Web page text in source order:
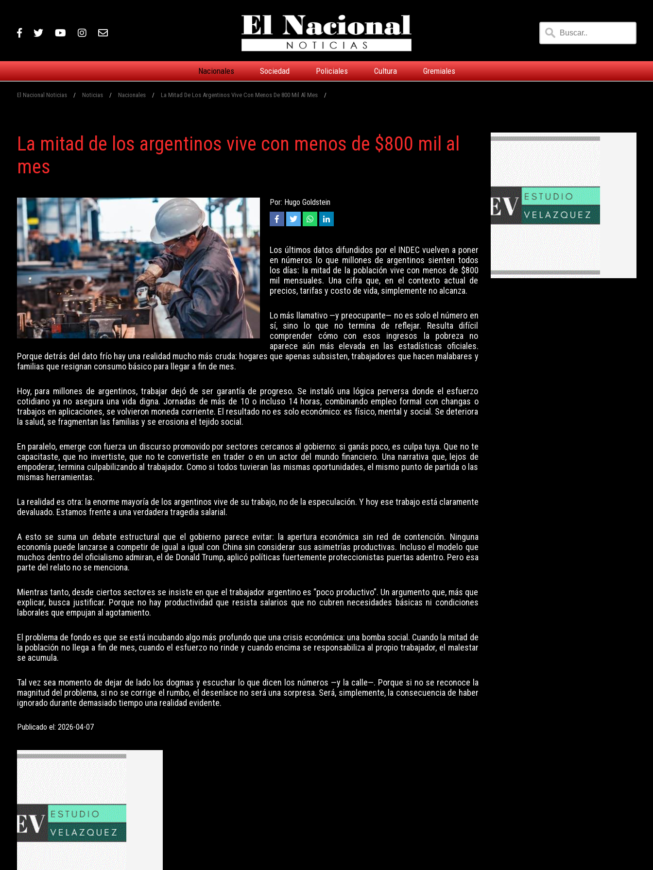
Nacionales Sociedad Policiales Cultura Gremiales
El Nacional Noticias / Noticias / Nacionales / La Mitad De Los Argentinos Vive Con Menos De 800 Mil Al Mes /
La mitad de los argentinos vive con menos de $800 mil al
mes
Por: Hugo Goldstein
Los últimos datos difundidos por el INDEC vuelven a poner
en números lo que millones de argentinos sienten todos
los días: la mitad de la población vive con menos de $800
mil mensuales. Una cifra que, en el contexto actual de
precios, tarifas y costo de vida, simplemente no alcanza.
Lo más llamativo —y preocupante— no es solo el número en
sí, sino lo que no termina de reflejar. Resulta difícil
comprender cómo con esos ingresos la pobreza no
aparece aún más elevada en las estadísticas oficiales.
Porque detrás del dato frío hay una realidad mucho más cruda: hogares que apenas subsisten, trabajadores que hacen malabares y
familias que resignan consumo básico para llegar a fin de mes.
Hoy, para millones de argentinos, trabajar dejó de ser garantía de progreso. Se instaló una lógica perversa donde el esfuerzo
cotidiano ya no asegura una vida digna. Jornadas de más de 10 o incluso 14 horas, combinando empleo formal con changas o
trabajos en aplicaciones, se volvieron moneda corriente. El resultado no es solo económico: es físico, mental y social. Se deteriora
la salud, se fragmentan las familias y se erosiona el tejido social.
En paralelo, emerge con fuerza un discurso promovido por sectores cercanos al gobierno: si ganás poco, es culpa tuya. Que no te
capacitaste, que no invertiste, que no te convertiste en trader o en un actor del mundo financiero. Una narrativa que, lejos de
empoderar, termina culpabilizando al trabajador. Como si todos tuvieran las mismas oportunidades, el mismo punto de partida o las
mismas herramientas.
La realidad es otra: la enorme mayoría de los argentinos vive de su trabajo, no de la especulación. Y hoy ese trabajo está claramente
devaluado. Estamos frente a una verdadera tragedia salarial.
A esto se suma un debate estructural que el gobierno parece evitar: la apertura económica sin red de contención. Ninguna
economía puede lanzarse a competir de igual a igual con China sin considerar sus asimetrías productivas. Incluso el modelo que
muchos dentro del oficialismo admiran, el de Donald Trump, aplicó políticas fuertemente proteccionistas puertas adentro. Pero esa
parte del relato no se menciona.
Mientras tanto, desde ciertos sectores se insiste en que el trabajador argentino es “poco productivo”. Un argumento que, más que
explicar, busca justificar. Porque no hay productividad que resista salarios que no cubren necesidades básicas ni condiciones
laborales que empujan al agotamiento.
El problema de fondo es que se está incubando algo más profundo que una crisis económica: una bomba social. Cuando la mitad de
la población no llega a fin de mes, cuando el esfuerzo no rinde y cuando encima se responsabiliza al propio trabajador, el malestar
se acumula.
Tal vez sea momento de dejar de lado los dogmas y escuchar lo que dicen los números —y la calle—. Porque si no se reconoce la
magnitud del problema, si no se corrige el rumbo, el desenlace no será una sorpresa. Será, simplemente, la consecuencia de haber
ignorado durante demasiado tiempo una realidad evidente.
Publicado el: 2026-04-07